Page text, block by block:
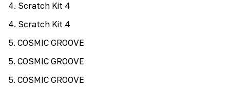
4. Scratch Kit 4
4. Scratch Kit 4
5. COSMIC GROOVE
5. COSMIC GROOVE
5. COSMIC GROOVE